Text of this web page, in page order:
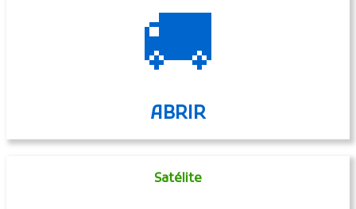
🚚
ABRIR
Satélite